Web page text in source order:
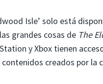
Isle’ solo está
grandes cosas de The
y Xbox tienen
creados por la